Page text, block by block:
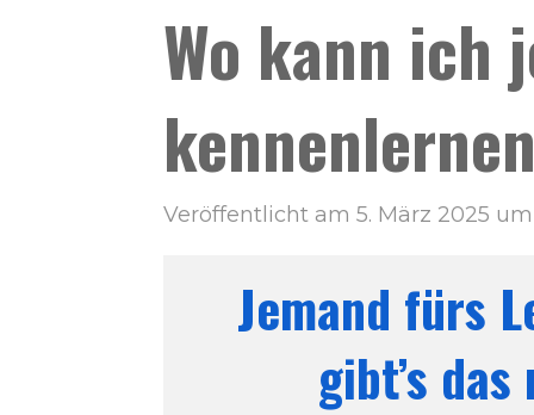
Wo kann ich
Veröffentlicht am 5. März 2025 um
Jemand fürs
gibt’s das